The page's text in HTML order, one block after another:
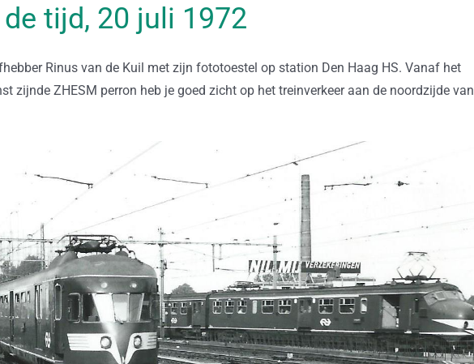
tijd, 20 juli 1972
Rinus van de Kuil met zijn fototoestel op station Den Haag HS. Vanaf het
zijnde ZHESM perron heb je goed zicht op het treinverkeer aan de noordzijde van